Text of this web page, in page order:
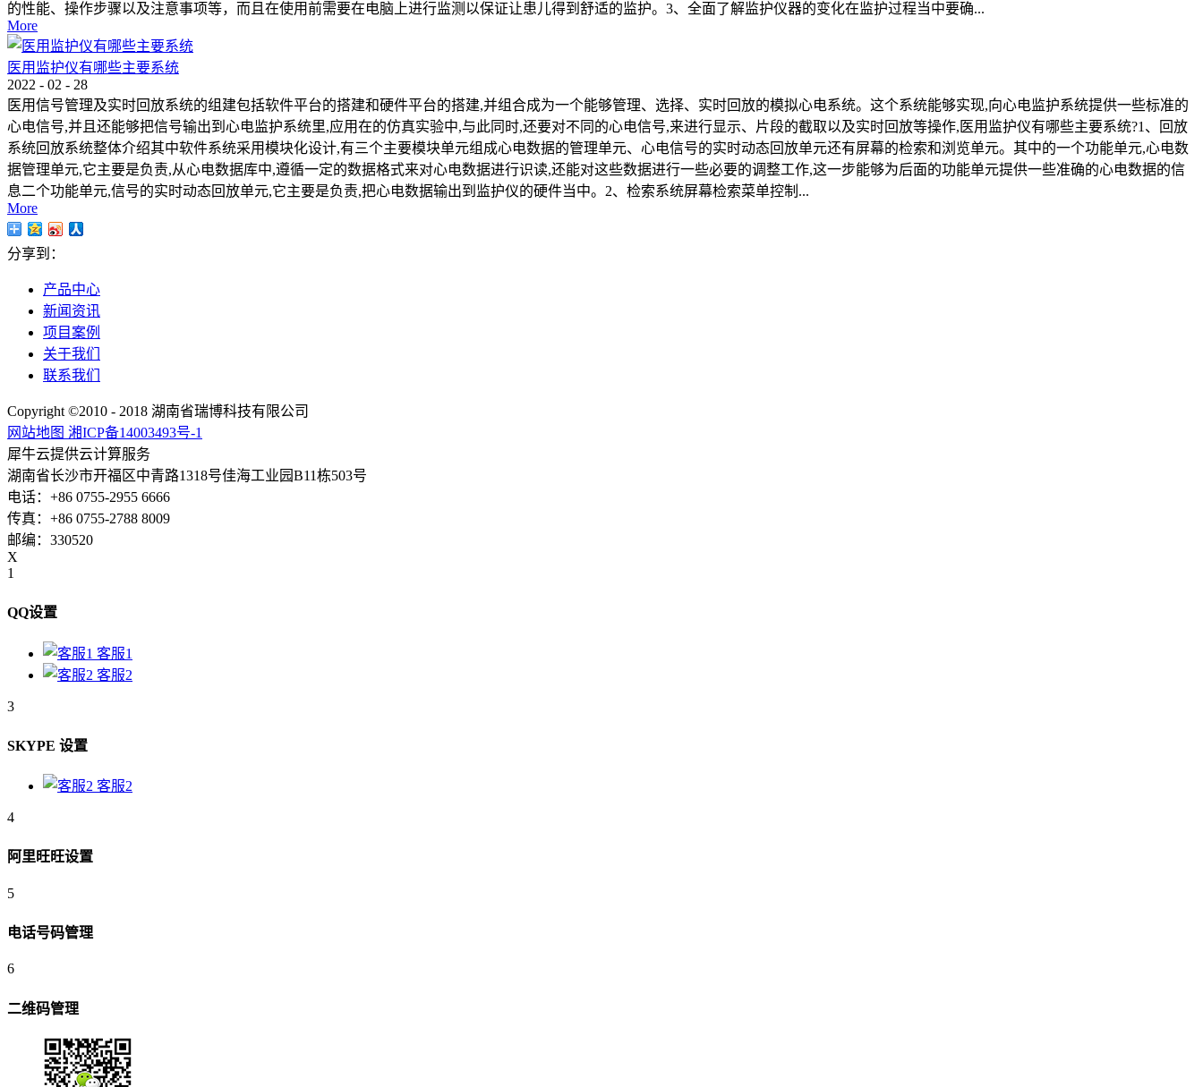
的性能、操作步骤以及注意事项等，而且在使用前需要在电脑上进行监测以保证让患儿得到舒适的监护。3、全面了解监护仪器的变化在监护过程当中要确...
More
医用监护仪有哪些主要系统
2022 - 02 - 28
医用信号管理及实时回放系统的组建包括软件平台的搭建和硬件平台的搭建,并组合成为一个能够管理、选择、实时回放的模拟心电系统。这个系统能够实现,向心电监护系统提供一些标准的
心电信号,并且还能够把信号输出到心电监护系统里,应用在的仿真实验中,与此同时,还要对不同的心电信号,来进行显示、片段的截取以及实时回放等操作,医用监护仪有哪些主要系统?1、回放
系统回放系统整体介绍其中软件系统采用模块化设计,有三个主要模块单元组成心电数据的管理单元、心电信号的实时动态回放单元还有屏幕的检索和浏览单元。其中的一个功能单元,心电数
据管理单元,它主要是负责,从心电数据库中,遵循一定的数据格式来对心电数据进行识读,还能对这些数据进行一些必要的调整工作,这一步能够为后面的功能单元提供一些准确的心电数据的信
息二个功能单元,信号的实时动态回放单元,它主要是负责,把心电数据输出到监护仪的硬件当中。2、检索系统屏幕检索菜单控制...
More
分享到：
产品中心
新闻资讯
项目案例
关于我们
联系我们
Copyright ©2010 - 2018 湖南省瑞博科技有限公司
网站地图 湘ICP备14003493号-1
犀牛云提供云计算服务
湖南省长沙市开福区中青路1318号佳海工业园B11栋503号
电话：+86 0755-2955 6666
传真：+86 0755-2788 8009
邮编：330520
X
1
QQ设置
客服1
客服2
3
SKYPE 设置
客服2
4
阿里旺旺设置
5
电话号码管理
6
二维码管理